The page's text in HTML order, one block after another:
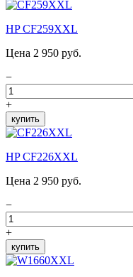
HP CF259XXL
Цена 2 950 руб.
−
+
купить
HP CF226XXL
Цена 2 950 руб.
−
+
купить